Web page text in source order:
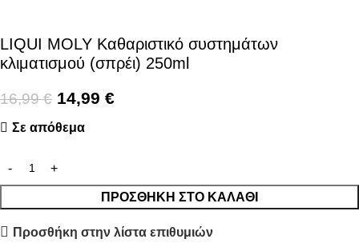
LIQUI MOLY Καθαριστικό συστημάτων
κλιματισμού (σπρέι) 250ml
16,99€ 14,99 €
Σε απόθεμα
ΠΡΟΣΘΉΚΗ ΣΤΟ ΚΑΛΆΘΙ
Προσθήκη στην λίστα επιθυμιών